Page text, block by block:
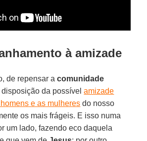
à amizade
de repensar acomunidade
disposição da possívelamizade
e as mulheres do nosso
os mais frágeis. E isso numa
um lado, fazendo eco daquela